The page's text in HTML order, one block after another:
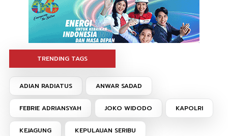
TRENDING TAGS
ADIAN RADIATUS ANWAR SADAD
FEBRIE ADRIANSYAH JOKO WIDODO KAPOLRI
KEJAGUNG KEPULAUAN SERIBU